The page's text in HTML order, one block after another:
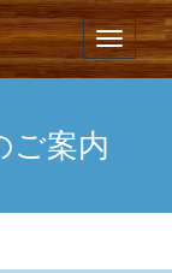
メニュー
院
ご案内